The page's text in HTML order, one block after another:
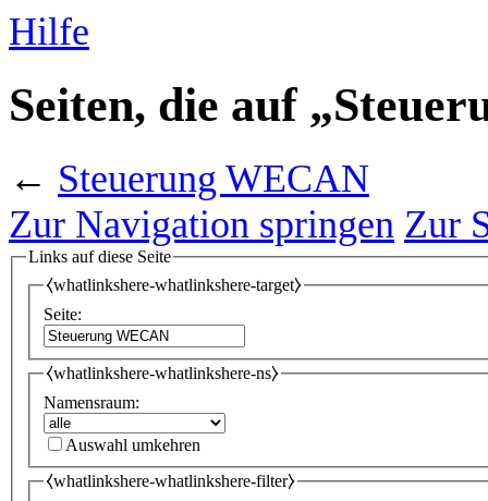
Hilfe
Seiten, die auf
← Steuerung WECAN
Zur Navigation springen Zur
Links auf diese Seite
⧼whatlinkshere-whatlinkshere-target⧽
Seite:
⧼whatlinkshere-whatlinkshere-ns⧽
Namensraum:
Auswahl umkehren
⧼whatlinkshere-whatlinkshere-filter⧽